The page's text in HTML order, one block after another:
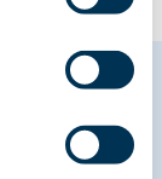
à